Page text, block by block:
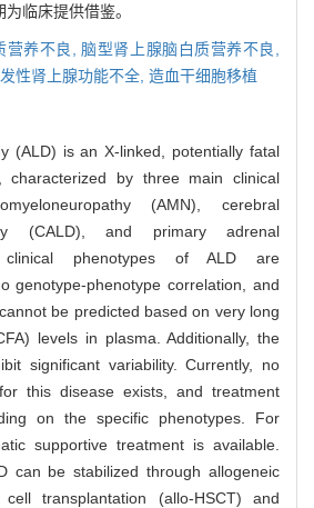
临床提供借鉴。
营养不良, 脑型肾上腺脑白质营养不良,
性肾上腺功能不全, 造血干细胞移植
(ALD) is an X-linked, potentially fatal
characterized by three main clinical
(AMN), cerebral
(CALD), and primary adrenal
clinical phenotypes of ALD are
genotype-phenotype correlation, and
be predicted based on very long
levels in plasma. Additionally, the
significant variability. Currently, no
this disease exists, and treatment
on the specific phenotypes. For
supportive treatment is available.
can be stabilized through allogeneic
transplantation (allo-HSCT) and